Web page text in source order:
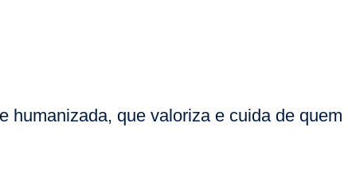
humanizada, que valoriza e cuida de quem